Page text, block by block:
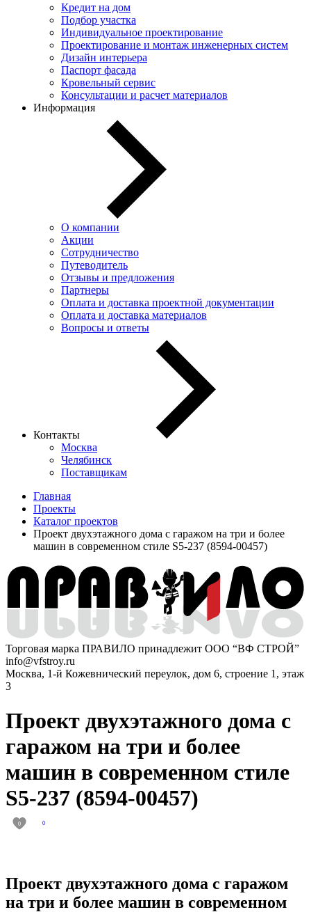
Кредит на дом
Подбор участка
Индивидуальное проектирование
Проектирование и монтаж инженерных систем
Дизайн интерьера
Паспорт фасада
Кровельный сервис
Консультации и расчет материалов
Информация
О компании
Акции
Сотрудничество
Путеводитель
Отзывы и предложения
Партнеры
Оплата и доставка проектной документации
Оплата и доставка материалов
Вопросы и ответы
Контакты
Москва
Челябинск
Поставщикам
Главная
Проекты
Каталог проектов
Проект двухэтажного дома с гаражом на три и более
машин в современном стиле S5-237 (8594-00457)
Торговая марка ПРАВИЛО принадлежит ООО “ВФ СТРОЙ”
info@vfstroy.ru
Москва, 1-й Кожевнический переулок, дом 6, строение 1, этаж
3
Проект двухэтажного дома с
гаражом на три и более
машин в современном стиле
S5-237 (8594-00457)
0 0
Проект двухэтажного дома с гаражом
на три и более машин в современном